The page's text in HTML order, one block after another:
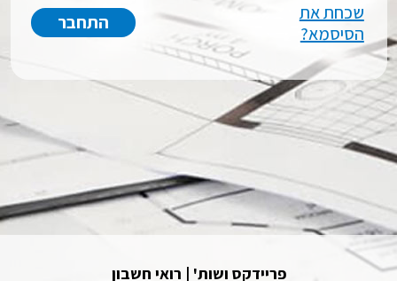
שכחת את
הסיסמא?
פריידקס ושות' | רואי חשבון